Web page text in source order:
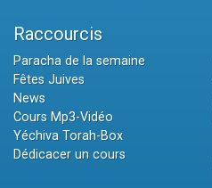
Raccourcis
Paracha de la semaine
Fêtes Juives
News
Cours Mp3-Vidéo
Yéchiva Torah-Box
Dédicacer un cours